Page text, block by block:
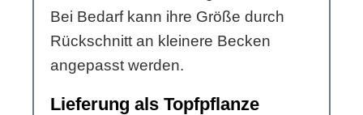
Bei Bedarf kann ihre Größe durch
Rückschnitt an kleinere Becken
angepasst werden.
Lieferung als Topfpflanze